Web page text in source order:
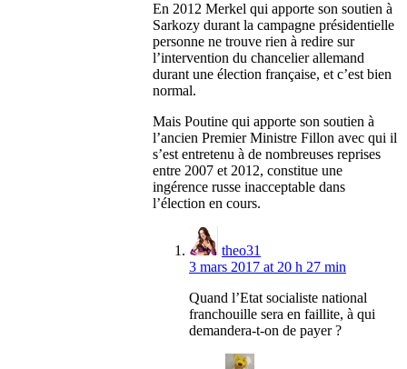
En 2012 Merkel qui apporte son soutien à
Sarkozy durant la campagne présidentielle
personne ne trouve rien à redire sur
l’intervention du chancelier allemand
durant une élection française, et c’est bien
normal.
Mais Poutine qui apporte son soutien à
l’ancien Premier Ministre Fillon avec qui il
s’est entretenu à de nombreuses reprises
entre 2007 et 2012, constitue une
ingérence russe inacceptable dans
l’élection en cours.
theo31
3 mars 2017 at 20 h 27 min
Quand l’Etat socialiste national
franchouille sera en faillite, à qui
demandera-t-on de payer ?